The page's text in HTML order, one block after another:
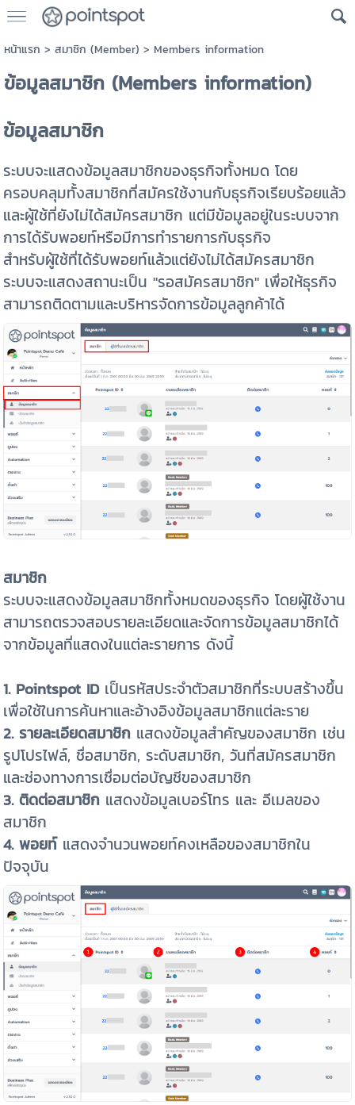
หน้าแรก > สมาชิก (Member) > Members information
ข้อมูลสมาชิก (Members information)
ข้อมูลสมาชิก
ระบบจะแสดงข้อมูลสมาชิกของธุรกิจทั้งหมด โดย
ครอบคลุมทั้งสมาชิกที่สมัครใช้งานกับธุรกิจเรียบร้อยแล้ว
และผู้ใช้ที่ยังไม่ได้สมัครสมาชิก แต่มีข้อมูลอยู่ในระบบจาก
การได้รับพอยท์หรือมีการทำรายการกับธุรกิจ
สำหรับผู้ใช้ที่ได้รับพอยท์แล้วแต่ยังไม่ได้สมัครสมาชิก
ระบบจะแสดงสถานะเป็น "รอสมัครสมาชิก" เพื่อให้ธุรกิจ
สามารถติดตามและบริหารจัดการข้อมูลลูกค้าได้
สมาชิก
ระบบจะแสดงข้อมูลสมาชิกทั้งหมดของธุรกิจ โดยผู้ใช้งาน
สามารถตรวจสอบรายละเอียดและจัดการข้อมูลสมาชิกได้
จากข้อมูลที่แสดงในแต่ละรายการ ดังนี้
1. Pointspot ID เป็นรหัสประจำตัวสมาชิกที่ระบบสร้างขึ้น
เพื่อใช้ในการค้นหาและอ้างอิงข้อมูลสมาชิกแต่ละราย
2. รายละเอียดสมาชิก แสดงข้อมูลสำคัญของสมาชิก เช่น
รูปโปรไฟล์, ชื่อสมาชิก, ระดับสมาชิก, วันที่สมัครสมาชิก
และช่องทางการเชื่อมต่อบัญชีของสมาชิก
3. ติดต่อสมาชิก แสดงข้อมูลเบอร์โทร และ อีเมลของ
สมาชิก
4. พอยท์แสดงจำนวนพอยท์คงเหลือของสมาชิกใน
ปัจจุบัน